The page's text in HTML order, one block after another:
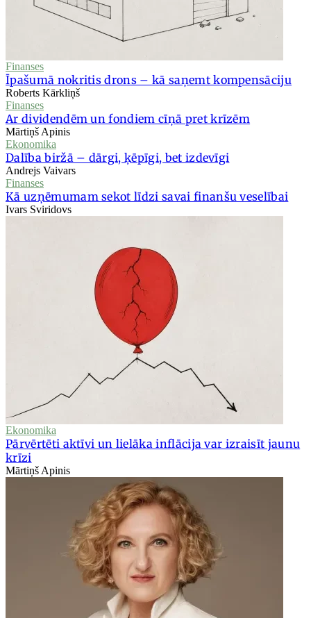
Finanses
Īpašumā nokritis drons – kā saņemt kompensāciju
Roberts Kārkliņš
Finanses
Ar dividendēm un fondiem cīņā pret krīzēm
Mārtiņš Apinis
Ekonomika
Dalība biržā – dārgi, ķēpīgi, bet izdevīgi
Andrejs Vaivars
Finanses
Kā uzņēmumam sekot līdzi savai finanšu veselībai
Ivars Sviridovs
Ekonomika
Pārvērtēti aktīvi un lielāka inflācija var izraisīt jaunu
krīzi
Mārtiņš Apinis